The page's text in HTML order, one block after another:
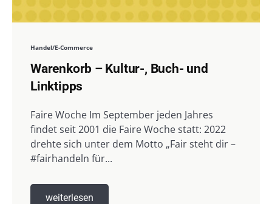
Handel/E-Commerce
Warenkorb – Kultur-, Buch- und
Linktipps
Faire Woche Im September jeden Jahres
findet seit 2001 die Faire Woche statt: 2022
drehte sich unter dem Motto „Fair steht dir –
#fairhandeln für...
weiterlesen